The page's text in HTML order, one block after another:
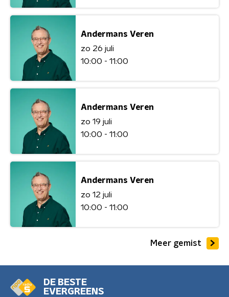
Andermans Veren
zo 26 juli
10:00 - 11:00
Andermans Veren
zo 19 juli
10:00 - 11:00
Andermans Veren
zo 12 juli
10:00 - 11:00
Meer gemist
DE BESTE
EVERGREENS